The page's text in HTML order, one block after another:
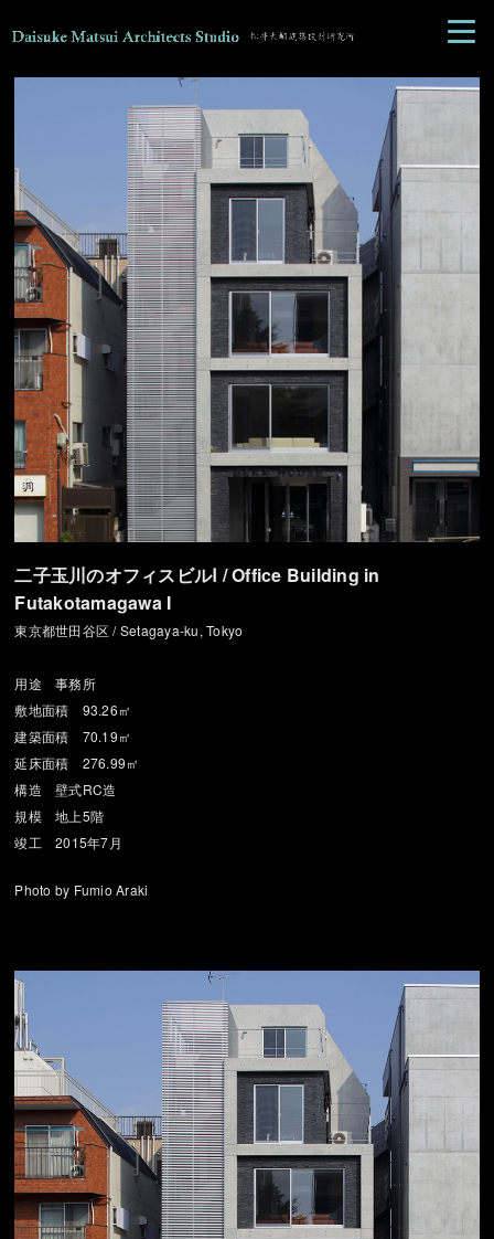
二子玉川のオフィスビルⅠ / Office Building in
Futakotamagawa I
東京都世田谷区 / Setagaya-ku, Tokyo
用途 事務所
敷地面積 93.26㎡
建築面積 70.19㎡
延床面積 276.99㎡
構造 壁式RC造
規模 地上5階
竣工 2015年7月
Photo by Fumio Araki